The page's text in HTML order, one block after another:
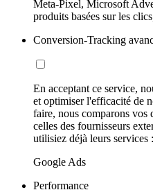
Meta-Pixel, Microsoft
produits basées sur les
Conversion-Tracking
En acceptant ce service,
et optimiser l'efficacité de
faire, nous comparons vos
celles des fournisseurs
utilisiez déjà leurs services :
Google Ads
Performance